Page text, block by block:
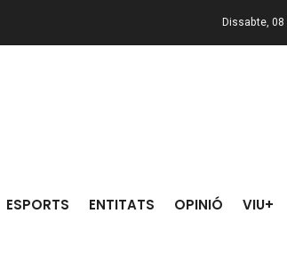
Dissabte,
ESPORTS ENTITATS OPINIÓ VIU+